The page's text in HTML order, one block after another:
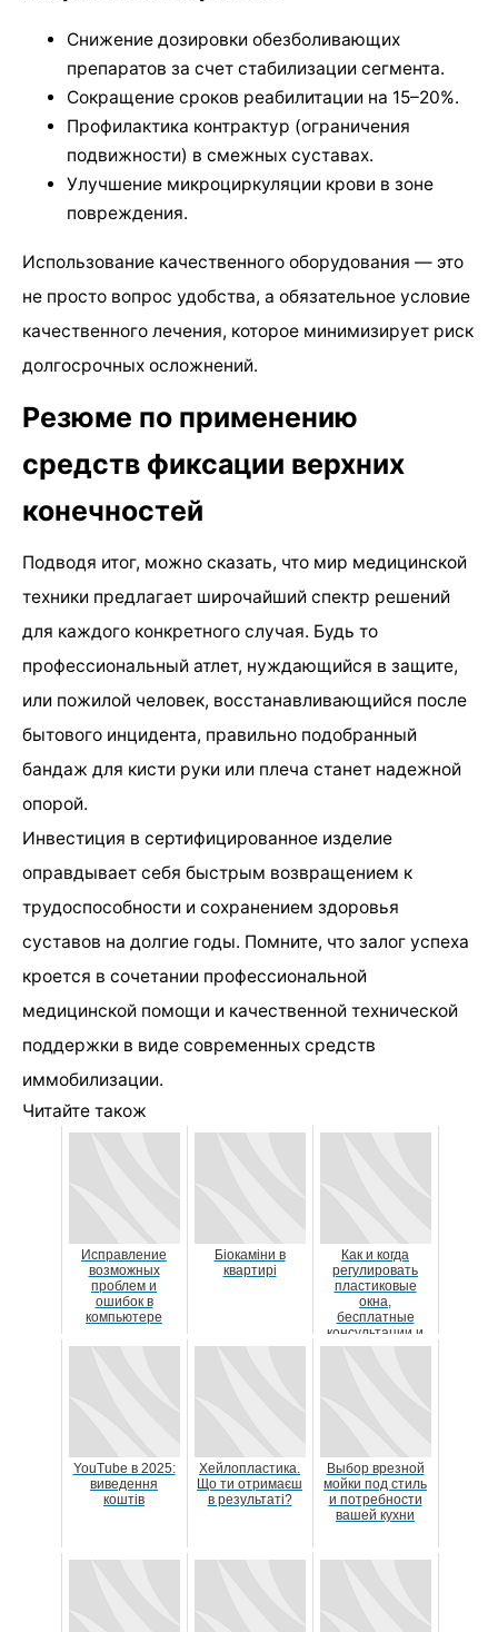
Снижение дозировки обезболивающих
препаратов за счет стабилизации сегмента.
Сокращение сроков реабилитации на 15–20%.
Профилактика контрактур (ограничения
подвижности) в смежных суставах.
Улучшение микроциркуляции крови в зоне
повреждения.
Использование качественного оборудования — это
не просто вопрос удобства, а обязательное условие
качественного лечения, которое минимизирует риск
долгосрочных осложнений.
Резюме по применению
средств фиксации верхних
конечностей
Подводя итог, можно сказать, что мир медицинской
техники предлагает широчайший спектр решений
для каждого конкретного случая. Будь то
профессиональный атлет, нуждающийся в защите,
или пожилой человек, восстанавливающийся после
бытового инцидента, правильно подобранный
бандаж для кисти руки или плеча станет надежной
опорой.
Инвестиция в сертифицированное изделие
оправдывает себя быстрым возвращением к
трудоспособности и сохранением здоровья
суставов на долгие годы. Помните, что залог успеха
кроется в сочетании профессиональной
медицинской помощи и качественной технической
поддержки в виде современных средств
иммобилизации.
Читайте також
Исправление
возможных
проблем и
ошибок в
компьютере
Біокаміни в
квартирі
Как и когда
регулировать
пластиковые
окна,
бесплатные
консультации и
профессиональн
YouTube в 2025:
виведення
коштів
Хейлопластика.
Що ти отримаєш
в результаті?
Выбор врезной
мойки под стиль
и потребности
вашей кухни